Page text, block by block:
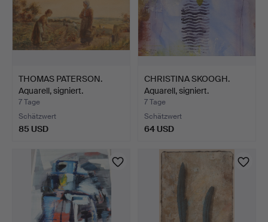
THOMAS PATERSON.
Aquarell, signiert.
7 Tage
Schätzwert
85 USD
CHRISTINA SKOOGH.
Aquarell, signiert.
7 Tage
Schätzwert
64 USD